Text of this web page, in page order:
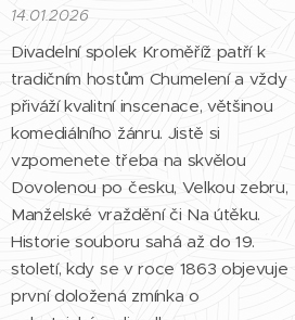
14.01.2026
Divadelní spolek Kroměříž patří k
tradičním hostům Chumelení a vždy
přiváží kvalitní inscenace, většinou
komediálního žánru. Jistě si
vzpomenete třeba na skvělou
Dovolenou po česku, Velkou zebru,
Manželské vraždění či Na útěku.
Historie souboru sahá až do 19.
století, kdy se v roce 1863 objevuje
první doložená zmínka o